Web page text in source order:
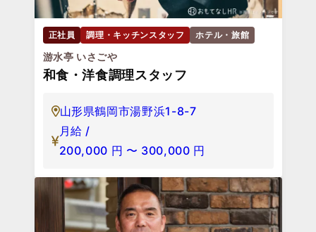
正社員 調理・キッチンスタッフ ホテル・旅館
游水亭 いさごや
和食・洋食調理スタッフ
山形県鶴岡市湯野浜1-8-7
月給 /
200,000 円 〜 300,000 円